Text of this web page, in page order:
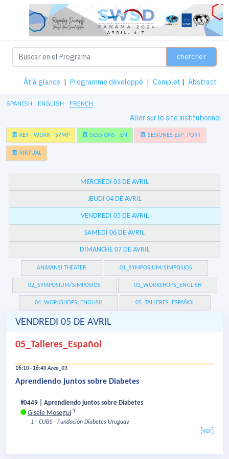
chercher
Ât à glance | Programme développé | Complet | Abstract
SPANISH ENGLISH FRENCH
Aller sur le site institutionnel
KEY - WORK - SYMP SESSIONS - EN SESIONES ESP- PORT
VIRTUAL
MERCREDI 03 DE AVRIL
JEUDI 04 DE AVRIL
VENDREDI 05 DE AVRIL
SAMEDI 06 DE AVRIL
DIMANCHE 07 DE AVRIL
ANAYANSI THEATER 01_SYMPOSIUM/SIMPOSIOS
02_SYMPOSIUM/SIMPOSIOS 03_WORKSHOPS_ENGLISH
04_WORKSHOPS_ENGLISH 05_TALLERES_ESPAÑOL
VENDREDI 05 DE AVRIL
05_Talleres_Español
16:10 - 16:40Area_03
Aprendiendo juntos sobre Diabetes
#0449 | Aprendiendo juntos sobre Diabetes
Gisele Mosegui 1
1 - CUBS - Fundación Diabetes Uruguay.
[ver]